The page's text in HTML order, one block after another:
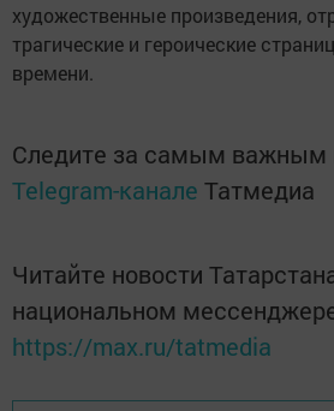
художественные произведения,
трагические и героические
времени.
Следите за самым важным
Telegram-канале Татмедиа
Читайте новости
национальном
https://max.ru/tatmedia